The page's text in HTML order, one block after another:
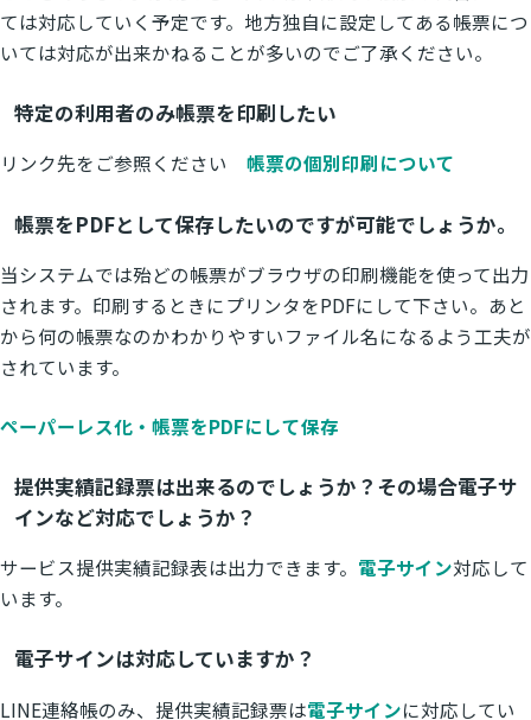
ては対応していく予定です。地方独自に設定してある帳票につ
いては対応が出来かねることが多いのでご了承ください。
特定の利用者のみ帳票を印刷したい
リンク先をご参照ください 帳票の個別印刷について
帳票をPDFとして保存したいのですが可能でしょうか。
当システムでは殆どの帳票がブラウザの印刷機能を使って出力
されます。印刷するときにプリンタをPDFにして下さい。あと
から何の帳票なのかわかりやすいファイル名になるよう工夫が
されています。
ペーパーレス化・帳票をPDFにして保存
提供実績記録票は出来るのでしょうか？その場合電子サ
インなど対応でしょうか？
サービス提供実績記録表は出力できます。 電子サイン対応して
います。
電子サインは対応していますか？
LINE連絡帳のみ、提供実績記録票は電子サインに対応してい